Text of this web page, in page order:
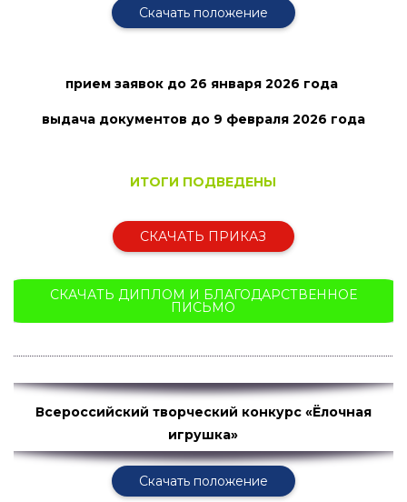
Скачать положение
прием заявок до 26 января 2026 года
выдача документов до 9 февраля2026 года
ИТОГИ ПОДВЕДЕНЫ
СКАЧАТЬ ПРИКАЗ
СКАЧАТЬ ДИПЛОМ И БЛАГОДАРСТВЕННОЕ
ПИСЬМО
Всероссийский творческий конкурс «Ёлочная
игрушка»
Скачать положение